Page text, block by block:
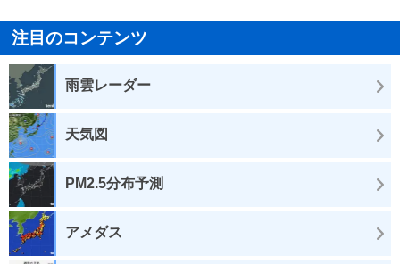
注目のコンテンツ
雨雲レーダー
天気図
PM2.5分布予測
アメダス